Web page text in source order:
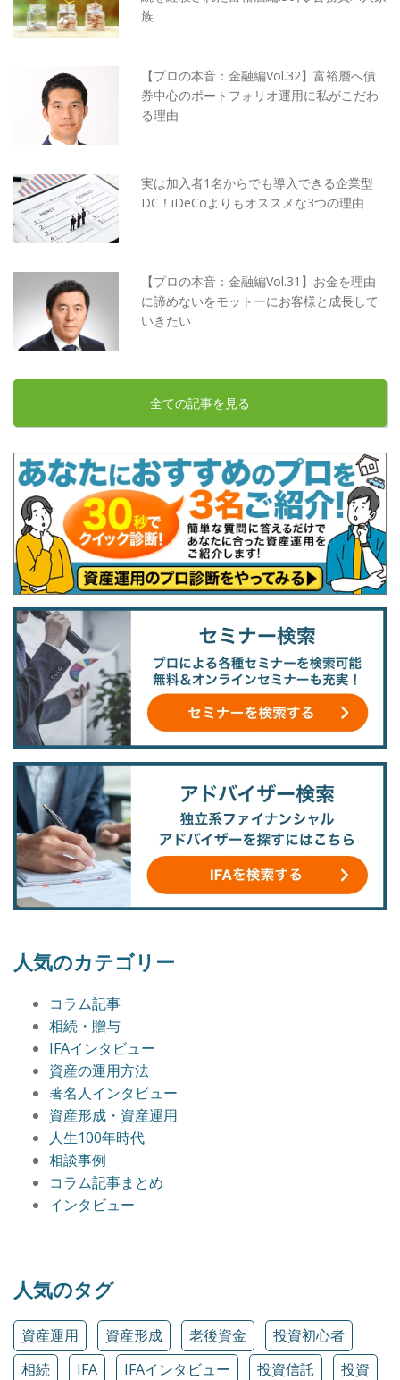
族
【プロの本音：金融編Vol.32】富裕層へ債
券中心のポートフォリオ運用に私がこだわ
る理由
実は加入者1名からでも導入できる企業型
DC！iDeCoよりもオススメな3つの理由
【プロの本音：金融編Vol.31】お金を理由
に諦めないをモットーにお客様と成長して
いきたい
全ての記事を見る
人気のカテゴリー
コラム記事
相続・贈与
IFAインタビュー
資産の運用方法
著名人インタビュー
資産形成・資産運用
人生100年時代
相談事例
コラム記事まとめ
インタビュー
人気のタグ
資産運用 資産形成 老後資金
投資初心者
相続
IFA IFAインタビュー 投資信託
投資